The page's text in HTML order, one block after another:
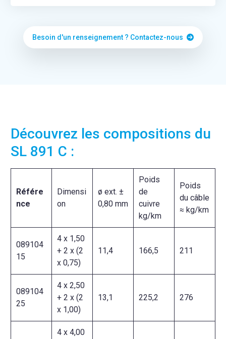
Besoin d'un renseignement ? Contactez-nous
Découvrez les compositions du
SL 891 C :
Référe
nce
Dimensi
on
ø ext. ±
0,80 mm
Poids
de
cuivre
kg/km
Poids
du câble
≈ kg/km
089104
15
4 x 1,50
+ 2 x (2
x 0,75)
11,4 166,5 211
089104
25
4 x 2,50
+ 2 x (2
x 1,00)
13,1 225,2 276
4 x 4,00